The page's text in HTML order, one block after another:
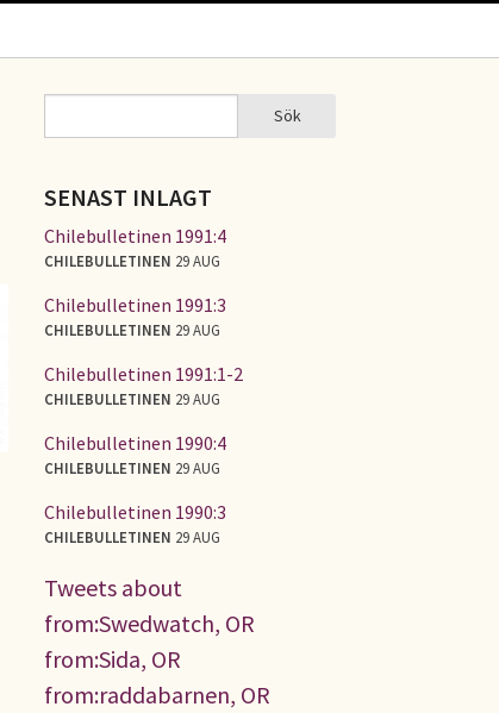
SÖKFORMULÄR Sök
SENAST INLAGT
Chilebulletinen 1991:4
CHILEBULLETINEN 29 AUG
Chilebulletinen 1991:3
CHILEBULLETINEN 29 AUG
Chilebulletinen 1991:1-2
CHILEBULLETINEN 29 AUG
Chilebulletinen 1990:4
CHILEBULLETINEN 29 AUG
Chilebulletinen 1990:3
CHILEBULLETINEN 29 AUG
Tweets about
from:Swedwatch, OR
from:Sida, OR
from:raddabarnen, OR